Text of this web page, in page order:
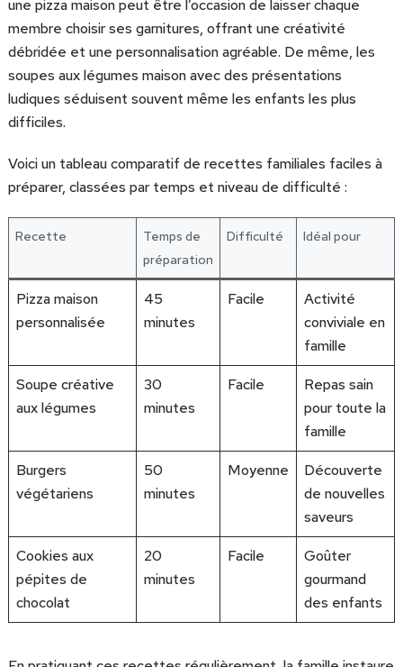
une pizza maison peut être l’occasion de laisser chaque
membre choisir ses garnitures, offrant une créativité
débridée et une personnalisation agréable. De même, les
soupes aux légumes maison avec des présentations
ludiques séduisent souvent même les enfants les plus
difficiles.
Voici un tableau comparatif de recettes familiales faciles à
préparer, classées par temps et niveau de difficulté :
Recette
Temps de
préparation
Difficulté Idéal pour
Pizza maison
personnalisée
45
minutes
Facile
Activité
conviviale en
famille
Soupe créative
aux légumes
30
minutes
Facile
Repas sain
pour toute la
famille
Burgers
végétariens
50
minutes
Moyenne
Découverte
de nouvelles
saveurs
Cookies aux
pépites de
chocolat
20
minutes
Facile
Goûter
gourmand
des enfants